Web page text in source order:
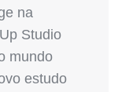
na
Studio
mundo
estudo